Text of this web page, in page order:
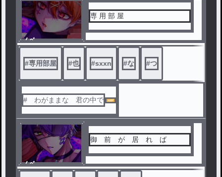
ノベ
ル
専 用 部 屋
#専用部屋 #也 #sxxn #な #つ
# わがままな 君の中で
ノベ
ル
御 前 が 居 れ ば